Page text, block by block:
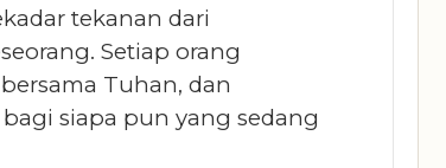
tekanan dari
Setiap orang
Tuhan, dan
siapa pun yang sedang